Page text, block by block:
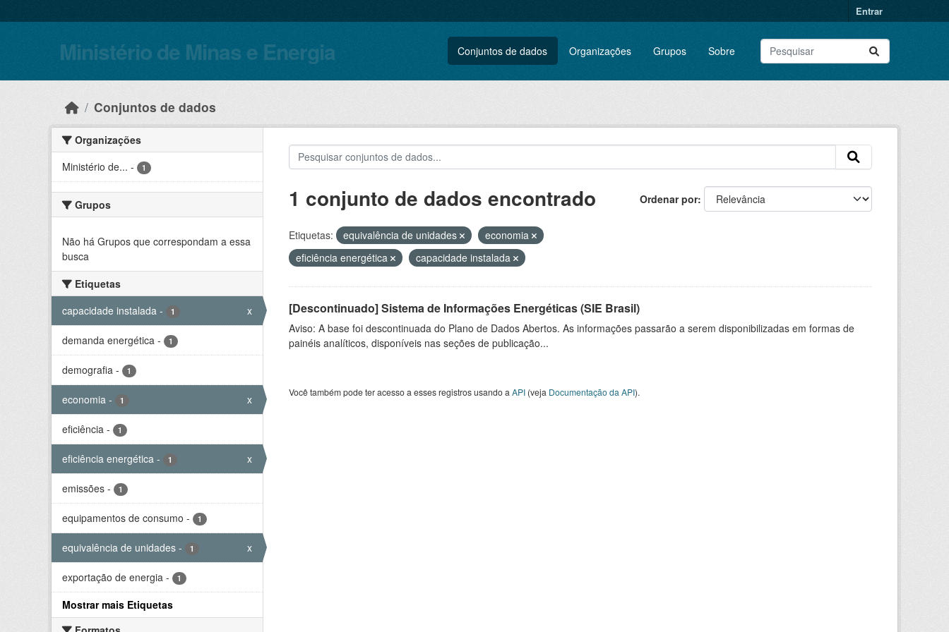
Entrar
Ministério de Minas e Energia Conjuntos de dados Organizações Grupos Sobre
Conjuntos de dados
Organizações
Ministério de... - 1
Grupos
Não há Grupos que correspondam a essa
busca
Etiquetas
capacidade instalada - 1 x
demanda energética - 1
demografia - 1
economia - 1 x
eficiência - 1
eficiência energética - 1 x
emissões - 1
equipamentos de consumo - 1
equivalência de unidades - 1 x
exportação de energia - 1
Mostrar mais Etiquetas
Ordenar por
1 conjunto de dados encontrado
Etiquetas: equivalência de unidades
economia
eficiência energética
capacidade instalada
[Descontinuado] Sistema de Informações Energéticas (SIE Brasil)
Aviso: A base foi descontinuada do Plano de Dados Abertos. As informações passarão a serem disponibilizadas em formas de
painéis analíticos, disponíveis nas seções de publicação...
Você também pode ter acesso a esses registros usando a API(veja Documentação da API).